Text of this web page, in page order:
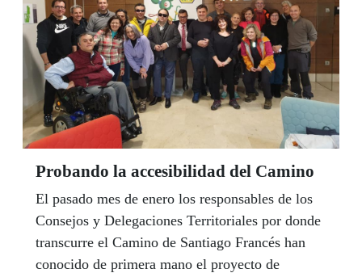
Probando la accesibilidad del Camino
El pasado mes de enero los responsables de los
Consejos y Delegaciones Territoriales por donde
transcurre el Camino de Santiago Francés han
conocido de primera mano el proyecto de